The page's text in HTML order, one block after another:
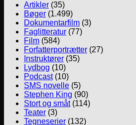
Artikler (35)
Bøger (1.499)
Dokumentarfilm (3)
Faglitteratur (77)
Film (584)
Forfatterportrætter (27)
Instruktører (35)
Lydbog (10)
Podcast(10)
SMS novelle (5)
Stephen King (90)
Stort og småt(114)
Teater (3)
Tegneserier (132)